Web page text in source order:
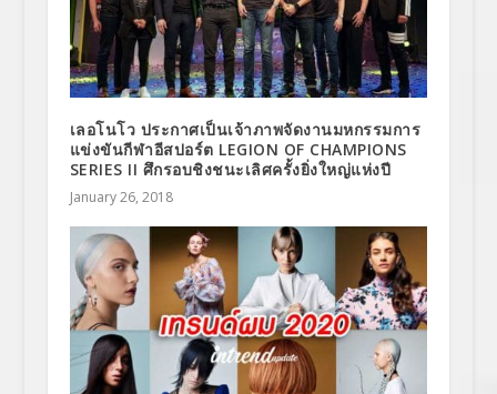
เลอโนโว ประกาศเป็นเจ้าภาพจัดงานมหกรรมการ
แข่งขันกีฬาอีสปอร์ต LEGION OF CHAMPIONS
SERIES II ศึกรอบชิงชนะเลิศครั้งยิ่งใหญ่แห่งปี
January 26, 2018